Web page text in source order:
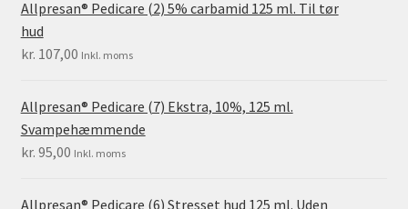
Allpresan® Pedicare (2) 5% carbamid 125 ml. Til tør
hud
kr. 107,00 Inkl. moms
Allpresan® Pedicare (7) Ekstra, 10%, 125 ml.
Svampehæmmende
kr. 95,00 Inkl. moms
Allpresan® Pedicare (6) Stresset hud 125 ml. Uden